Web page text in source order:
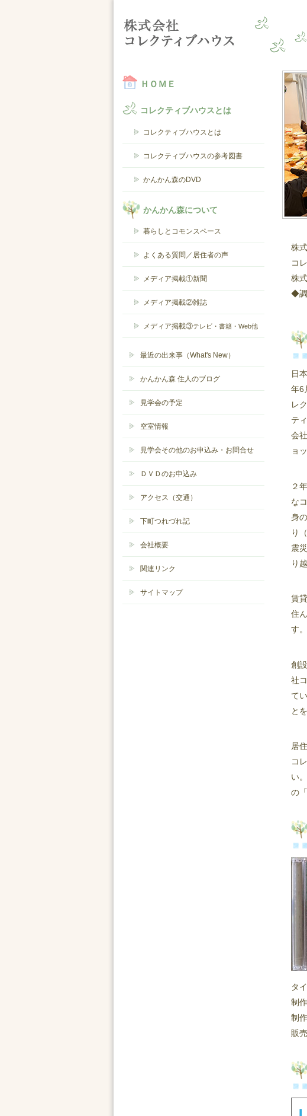
コレク
株
コ
株
◆調
日
年6
レ
テ
会
ョ
２
な
身
り
震
り
賃
住
す。
創
社
て
と
居
コ
い
の
タ
制
制
販
ＨＯＭＥ
コレクティブハウスとは
コレクティブハウスとは
コレクティブハウスの参考図書
かんかん森のDVD
かんかん森について
暮らしとコモンスペース
よくある質問／居住者の声
メディア掲載①新聞
メディア掲載②雑誌
メディア掲載③テレビ・書籍・Web他
最近の出来事（What's New）
かんかん森 住人のブログ
見学会の予定
空室情報
見学会その他のお申込み・お問合せ
ＤＶＤのお申込み
アクセス（交通）
下町つれづれ記
会社概要
関連リンク
サイトマップ